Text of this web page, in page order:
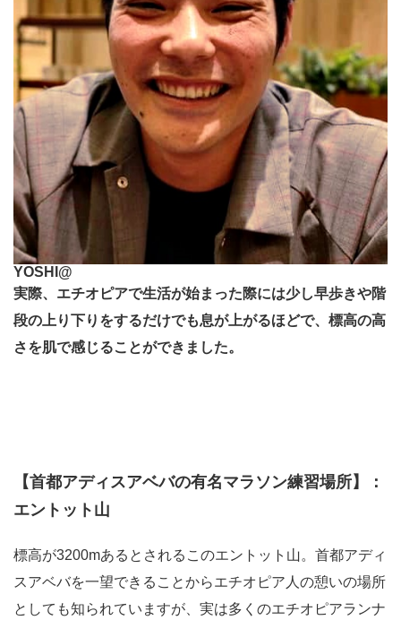
YOSHI@
実際、エチオピアで生活が始まった際には少し早歩きや階
段の上り下りをするだけでも息が上がるほどで、標高の高
さを肌で感じることができました。
【首都アディスアベバの有名マラソン練習場所】：
エントット山
標高が3200mあるとされるこのエントット山。首都アディ
スアベバを一望できることからエチオピア人の憩いの場所
としても知られていますが、実は多くのエチオピアランナ